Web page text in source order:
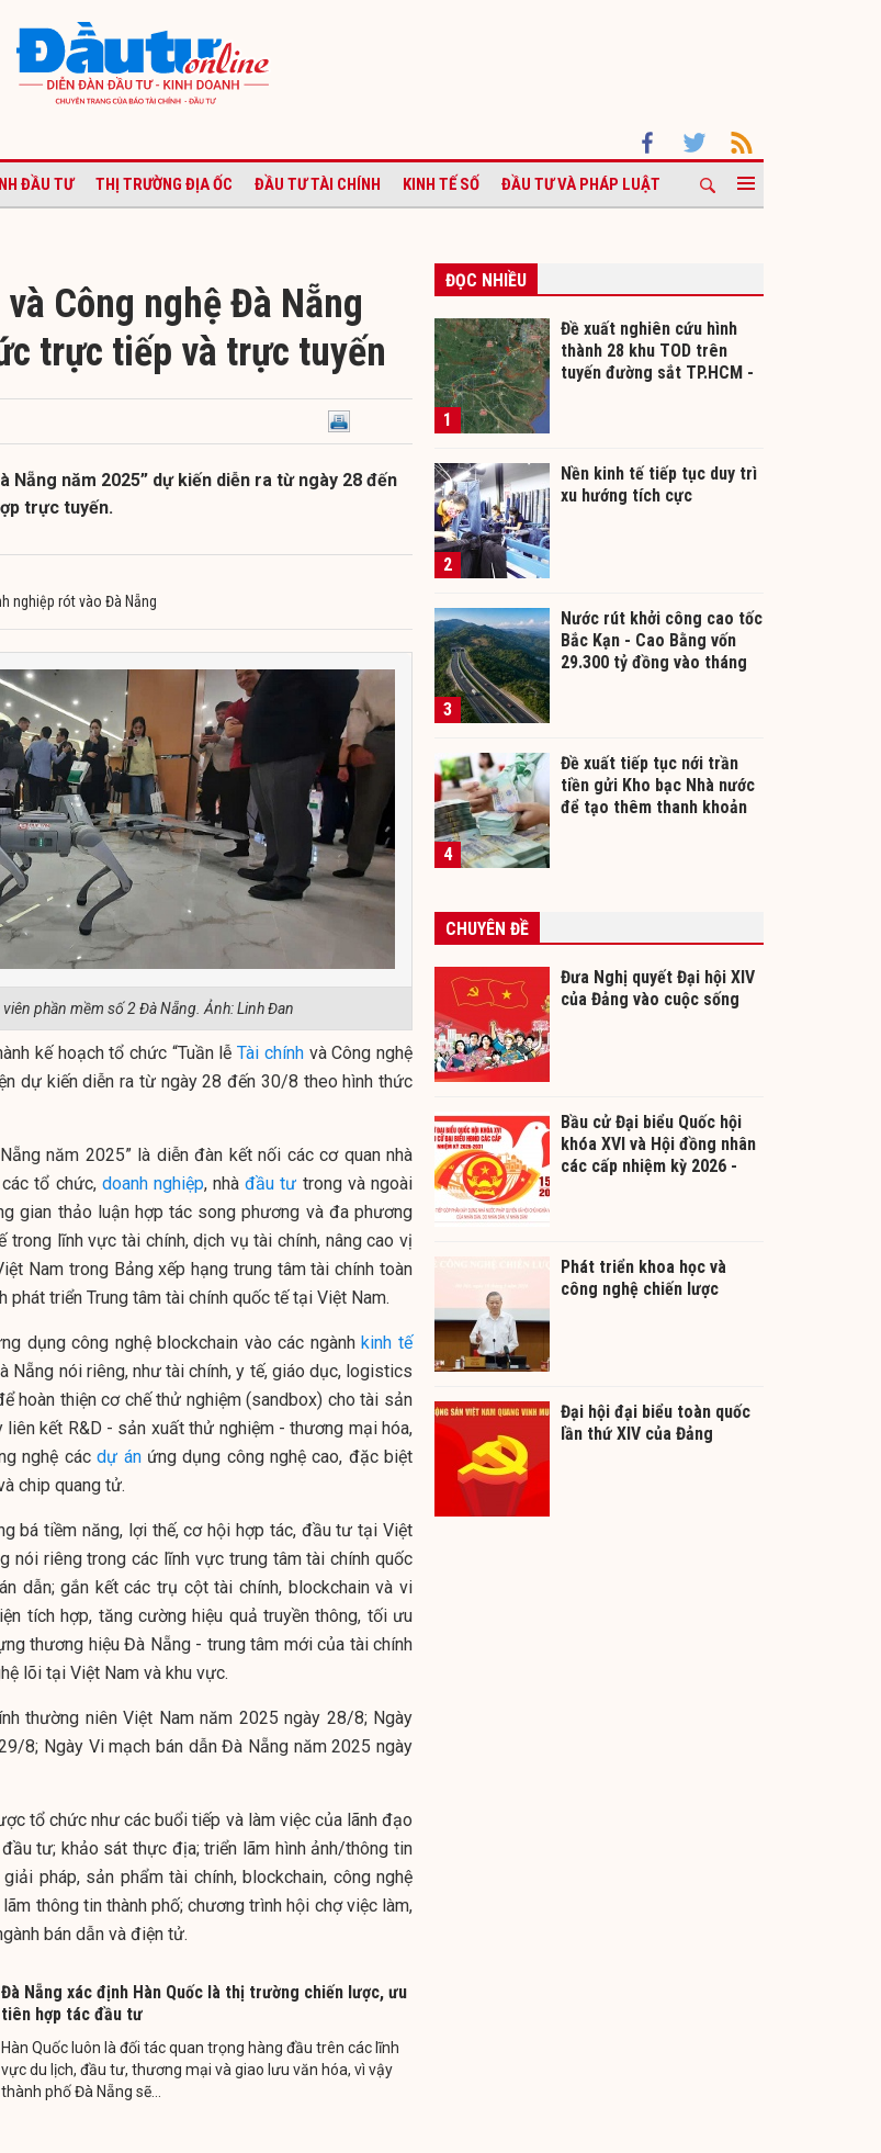
ĐẦU TƯ THỊ TRƯỜNG ĐỊA ỐC ĐẦU TƯ TÀI CHÍNH KINH TẾ SỐ ĐẦU TƯ VÀ PHÁP LUẬT
Công nghệ Đà Nẵng
trực tiếp và trực tuyến
Nẵng năm 2025” dự kiến diễn ra từ ngày 28 đến
trực tuyến.
nghiệp rót vào Đà Nẵng
phần mềm số 2 Đà Nẵng. Ảnh: Linh Đan
kế hoạch tổ chức “Tuần lễTài chínhvà Công nghệ
dự kiến diễn ra từ ngày 28 đến 30/8 theo hình thức
năm 2025” là diễn đàn kết nối các cơ quan nhà
tổ chức, doanh nghiệp, nhàđầu tư trong và ngoài
gian thảo luận hợp tác song phương và đa phương
lĩnh vực tài chính, dịch vụ tài chính, nâng cao vị
Nam trong Bảng xếp hạng trung tâm tài chính toàn
phát triển Trung tâm tài chính quốc tế tại Việt Nam.
dụng công nghệ blockchain vào các ngànhkinh tế
Nẵng nói riêng, như tài chính, y tế, giáo dục, logistics
hoàn thiện cơ chế thử nghiệm (sandbox) cho tài sản
kết R&D - sản xuất thử nghiệm - thương mại hóa,
nghệ cácdự ánứng dụng công nghệ cao, đặc biệt
chip quang tử.
bá tiềm năng, lợi thế, cơ hội hợp tác, đầu tư tại Việt
nói riêng trong các lĩnh vực trung tâm tài chính quốc
dẫn; gắn kết các trụ cột tài chính, blockchain và vi
tích hợp, tăng cường hiệu quả truyền thông, tối ưu
thương hiệu Đà Nẵng - trung tâm mới của tài chính
lõi tại Việt Nam và khu vực.
thường niên Việt Nam năm 2025 ngày 28/8; Ngày
8; Ngày Vi mạch bán dẫn Đà Nẵng năm 2025 ngày
tổ chức như các buổi tiếp và làm việc của lãnh đạo
tư; khảo sát thực địa; triển lãm hình ảnh/thông tin
pháp, sản phẩm tài chính, blockchain, công nghệ
thông tin thành phố; chương trình hội chợ việc làm,
bán dẫn và điện tử.
Đà Nẵng xác định Hàn Quốc là thị trường chiến lược, ưu
tiên hợp tác đầu tư
Hàn Quốc luôn là đối tác quan trọng hàng đầu trên các lĩnh
vực du lịch, đầu tư, thương mại và giao lưu văn hóa, vì vậy
thành phố Đà Nẵng sẽ...
ĐỌC NHIỀU
1
Đề xuất nghiên cứu hình
thành 28 khu TOD trên
tuyến đường sắt TP.HCM -
2
Nền kinh tế tiếp tục duy trì
xu hướng tích cực
3
Nước rút khởi công cao tốc
Bắc Kạn - Cao Bằng vốn
29.300 tỷ đồng vào tháng
4
Đề xuất tiếp tục nới trần
tiền gửi Kho bạc Nhà nước
để tạo thêm thanh khoản
CHUYÊN ĐỀ
Đưa Nghị quyết Đại hội XIV
của Đảng vào cuộc sống
Bầu cử Đại biểu Quốc hội
khóa XVI và Hội đồng nhân
các cấp nhiệm kỳ 2026 -
Phát triển khoa học và
công nghệ chiến lược
Đại hội đại biểu toàn quốc
lần thứ XIV của Đảng